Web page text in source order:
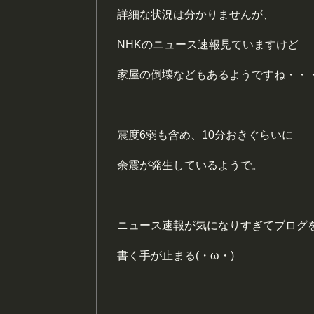
詳細な状況は分かりませんが、
NHKのニュース速報見ていますけど
家屋の倒壊などもあるようですね・・
震度6弱も含め、10分おきぐらいに
余震が発生しているようで。
ニュース速報が気になりすぎてブログ
書く手が止まる(・ω・)